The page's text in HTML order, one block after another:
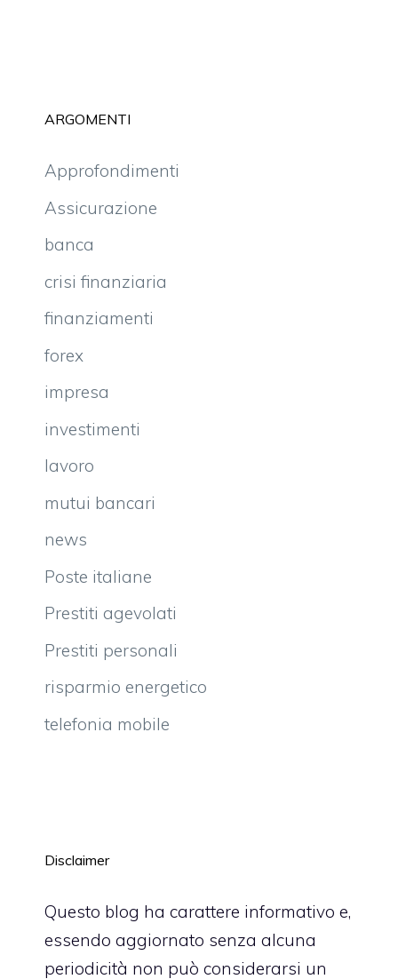
ARGOMENTI
Approfondimenti
Assicurazione
banca
crisi finanziaria
finanziamenti
forex
impresa
investimenti
lavoro
mutui bancari
news
Poste italiane
Prestiti agevolati
Prestiti personali
risparmio energetico
telefonia mobile
Disclaimer
Questo blog ha carattere informativo e,
essendo aggiornato senza alcuna
periodicità non può considerarsi un